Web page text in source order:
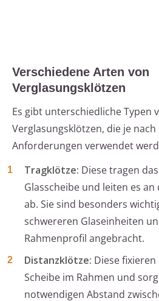
Verschiedene Arten von
Verglasungsklötzen
Es gibt unterschiedliche Typen
Verglasungsklötzen, die je
Anforderungen verwendet
Tragklötze: Diese tragen
Glasscheibe und leiten es
ab. Sie sind besonders
schwereren Glaseinheiten
Rahmenprofil angebracht.
Distanzklötze: Diese
Scheibe im Rahmen und
notwendigen Abstand